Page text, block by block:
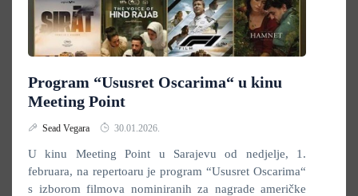
Program “Ususret Oscarima“ u kinu
Meeting Point
Sead Vegara 30.01.2026.
U kinu Meeting Point u Sarajevu od nedjelje, 1.
februara, na repertoaru je program “Ususret Oscarima“
s izborom filmova nominiranih za nagrade američke